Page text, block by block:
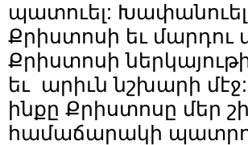
պատուել:
Քրիստոսի եւ մարդու
Քրիստոսի
եւ արիւն նշխարի մէջ:
ինքը Քրիստոսը մեր
համաճարակի